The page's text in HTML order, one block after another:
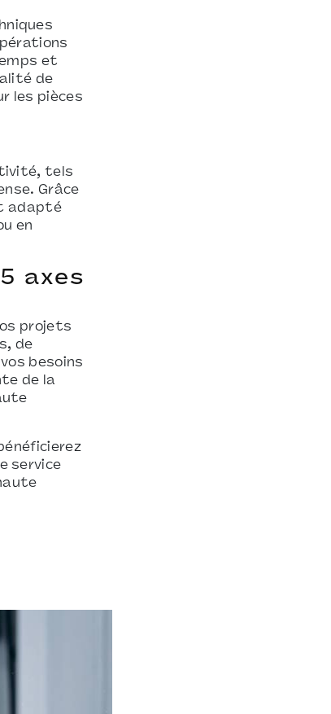
et
de
les pièces
tels
Grâce
adapté
en
axes
projets
de
besoins
de la
service